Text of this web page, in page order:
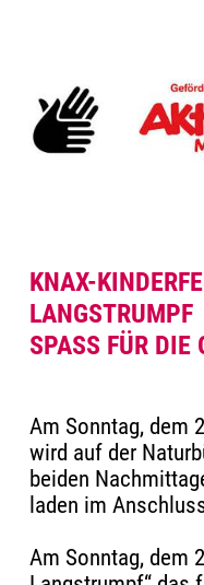
KNAX-
LANGSTRUMPF
SPASS FÜR DIE
Am Sonntag, dem
wird auf der
beiden
laden im
Am Sonntag, dem